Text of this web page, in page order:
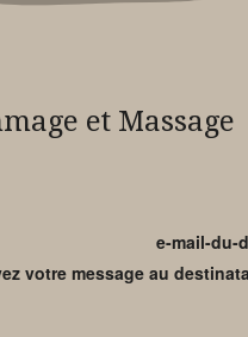
et Massage
e-mail-du-
votre message au